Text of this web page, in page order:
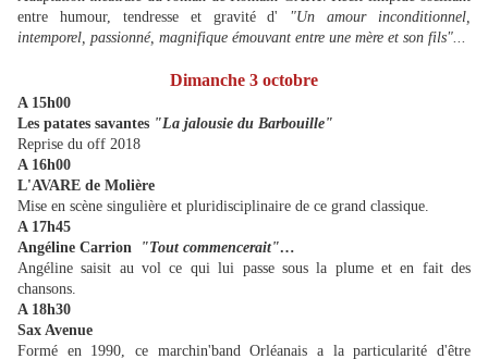
entre humour, tendresse et gravité d' "Un amour inconditionnel,
intemporel, passionné, magnifique émouvant entre une mère et son fils"...
Dimanche 3 octobre
A 15h00
Les patates savantes "La jalousie du Barbouille"
Reprise du off 2018
A 16h00
L'AVARE de Molière
Mise en scène singulière et pluridisciplinaire de ce grand classique.
A 17h45
Angéline Carrion
"Tout commencerait"…
Angéline saisit au vol ce qui lui passe sous la plume et en fait des
chansons.
A 18h30
Sax Avenue
Formé en 1990, ce marchin'band Orléanais a la particularité d'être